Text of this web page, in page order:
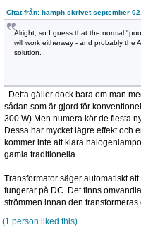
Citat från: hamph skrivet september
Alright, so I guess that the normal
will work eitherway - and probably the
solution.
Detta gäller dock bara om man
sådan som är gjord för
300 W) Men numera kör de flesta
Dessa har mycket lägre effekt och
kommer inte att klara
gamla traditionella.
Transformator säger automatiskt
fungerar på DC. Det finns
strömmen innan den
(1 person liked this)